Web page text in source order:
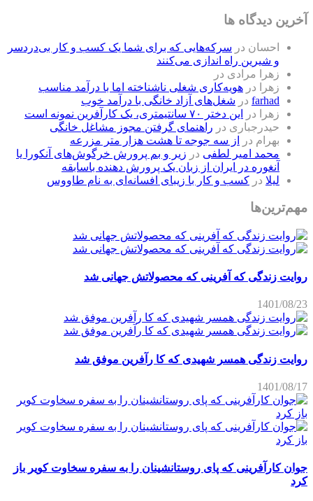
آخرین دیدگاه ها
احسان در سرکه‌هایی که برای شما یک کسب و کار بی‌دردسر
و شیرین راه اندازی می‌کنند
زهرا مرادی در
زهرا
در هویه‌کاری شغلی ناشناخته اما با درآمد مناسب
farhad در شغل‌های آزاد خانگی با درآمد خوب
زهرا
در
این دختر ۷۰ سانتیمتری، یک کارآفرین نمونه است
حیدرجباری در راهنمای گرفتن مجوز مشاغل خانگی
بهرام در
از سه جوجه تا هشت هزار متر مزرعه
محمد امیر لطفی در زیر و بم پرورش خرگوش‌های آنکورا یا
آنغوره در ایران از زبان یک پرورش دهنده باسابقه
لیلا در کسب و کار با زیبای افسانه‌ای به نام طاووس
مهم‌ترین‌ها
روایت زندگی که آفرینی که محصولاتش جهانی شد
1401/08/23
روایت زندگی همسر شهیدی که کا رآفرین موفق شد
1401/08/17
جوان کارآفرینی که پای روستانشینان را به سفره سخاوت کویر باز
کرد